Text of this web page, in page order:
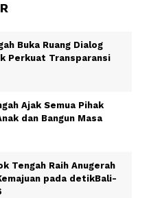
Buka Ruang Dialog
Perkuat Transparansi
Ajak Semua Pihak
dan Bangun Masa
Tengah Raih Anugerah
pada detikBali-